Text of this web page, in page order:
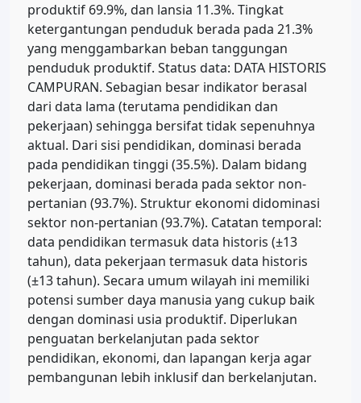
produktif 69.9%, dan lansia 11.3%. Tingkat
ketergantungan penduduk berada pada 21.3%
yang menggambarkan beban tanggungan
penduduk produktif. Status data: DATA HISTORIS
CAMPURAN. Sebagian besar indikator berasal
dari data lama (terutama pendidikan dan
pekerjaan) sehingga bersifat tidak sepenuhnya
aktual. Dari sisi pendidikan, dominasi berada
pada pendidikan tinggi (35.5%). Dalam bidang
pekerjaan, dominasi berada pada sektor non-
pertanian (93.7%). Struktur ekonomi didominasi
sektor non-pertanian (93.7%). Catatan temporal:
data pendidikan termasuk data historis (±13
tahun), data pekerjaan termasuk data historis
(±13 tahun). Secara umum wilayah ini memiliki
potensi sumber daya manusia yang cukup baik
dengan dominasi usia produktif. Diperlukan
penguatan berkelanjutan pada sektor
pendidikan, ekonomi, dan lapangan kerja agar
pembangunan lebih inklusif dan berkelanjutan.